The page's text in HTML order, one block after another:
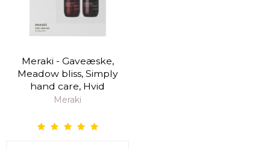
Meraki - Gaveæske,
Meadow bliss, Simply
hand care, Hvid
Meraki